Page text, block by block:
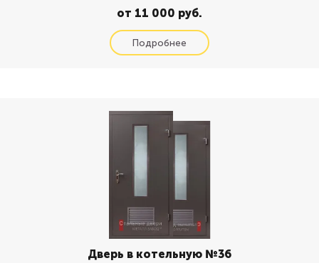
от 11 000 руб.
Дверь в котельную №36